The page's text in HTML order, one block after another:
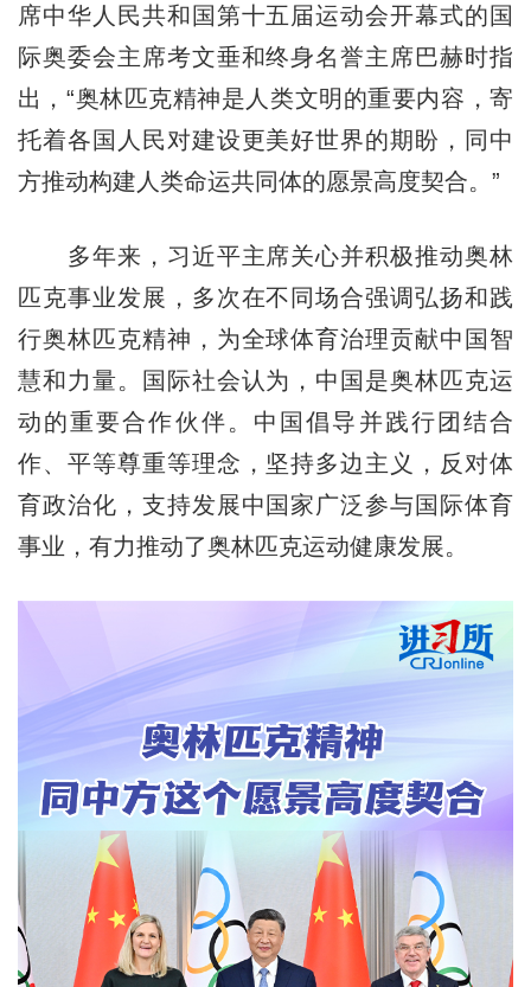
席中华人民共和国第十五届运动会开幕式的国
际奥委会主席考文垂和终身名誉主席巴赫时指
出，“奥林匹克精神是人类文明的重要内容，寄
托着各国人民对建设更美好世界的期盼，同中
方推动构建人类命运共同体的愿景高度契合。”
多年来，习近平主席关心并积极推动奥林
匹克事业发展，多次在不同场合强调弘扬和践
行奥林匹克精神，为全球体育治理贡献中国智
慧和力量。国际社会认为，中国是奥林匹克运
动的重要合作伙伴。中国倡导并践行团结合
作、平等尊重等理念，坚持多边主义，反对体
育政治化，支持发展中国家广泛参与国际体育
事业，有力推动了奥林匹克运动健康发展。